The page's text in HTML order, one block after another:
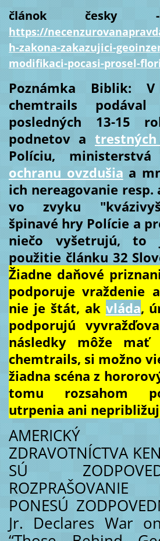
článok
https://
h-zakona-zakazujici-
modifikaci-pocasi-prosel-
Poznámka Biblik:
chemtrails
posledných 13-15
podnetov a
Políciu,
ochranu ovzdušia a
ich nereagovanie resp.
vo zvyku
špinavé hry Polície a
niečo vyšetrujú, to
použitie článku 32
Žiadne daňové
podporuje vraždenie
nie je štát, ak vláda,
podporujú
následky môže mať
chemtrails, si možno
žiadna scéna z
tomu rozsahom
utrpenia ani
AMERICKÝ
ZDRAVOTNÍCTVA
SÚ
ROZPRAŠOVANIE
PONESÚ
Jr. Declares War